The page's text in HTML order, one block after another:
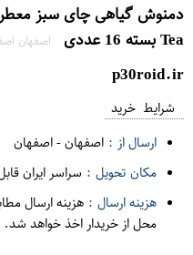
Tea بسته 16 عددی
اصفهان
p30roid.ir
شرایط خرید
ارسال از : اصفهان-اصفهان
مکان تحویل : سراسر ایران
هزینه ارسال : هزینه ارسال
محل از خریدار اخذ خواهد شد.